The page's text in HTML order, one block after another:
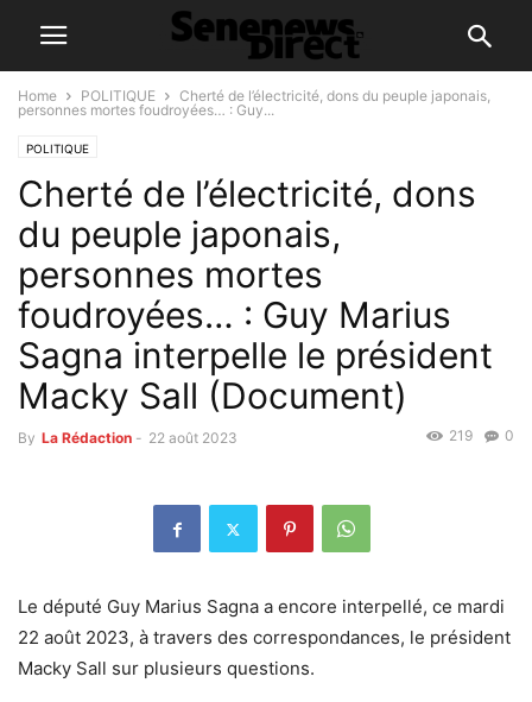
Home POLITIQUE
Cherté de l’électricité, dons du peuple japonais,
personnes mortes foudroyées… : Guy...
POLITIQUE
Cherté de l’électricité, dons
du peuple japonais,
personnes mortes
foudroyées… : Guy Marius
Sagna interpelle le président
Macky Sall (Document)
By La Rédaction - 22 août 2023 0
219
Le député Guy Marius Sagna a encore interpellé, ce mardi
22 août 2023, à travers des correspondances, le président
Macky Sall sur plusieurs questions.